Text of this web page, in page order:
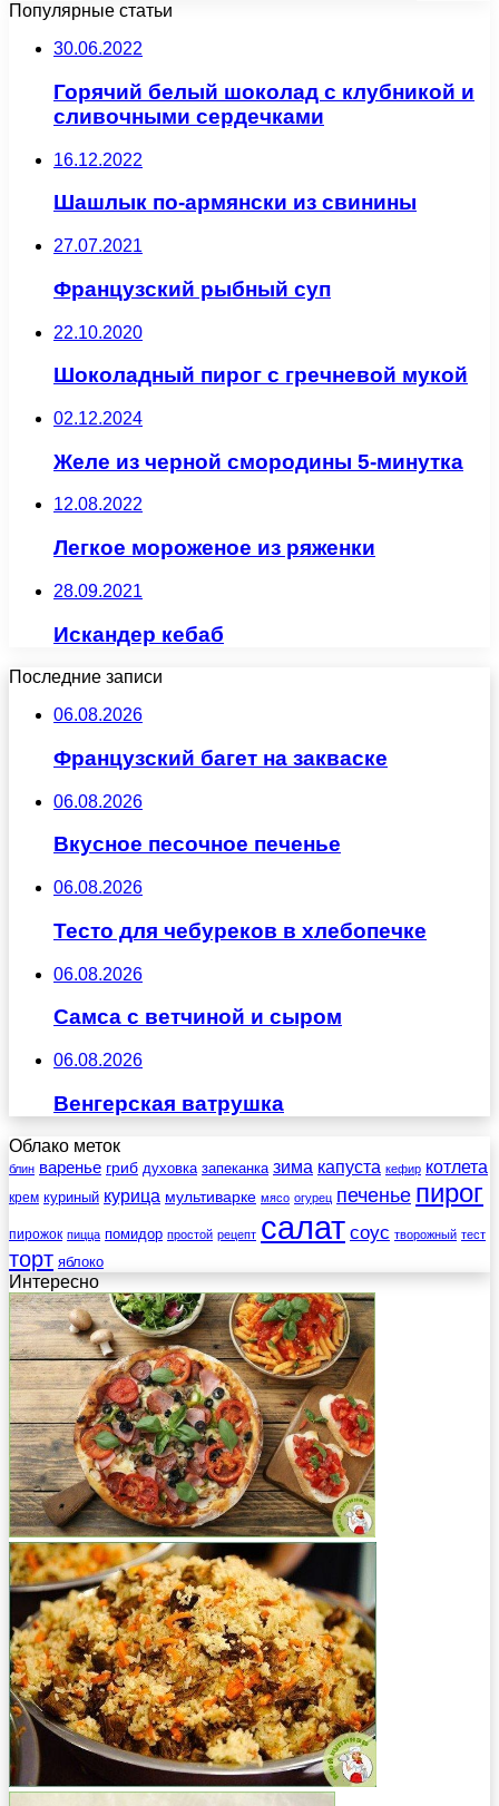
Популярные статьи
30.06.2022
Горячий белый шоколад с клубникой и
сливочными сердечками
16.12.2022
Шашлык по-армянски из свинины
27.07.2021
Французский рыбный суп
22.10.2020
Шоколадный пирог с гречневой мукой
02.12.2024
Желе из черной смородины 5-минутка
12.08.2022
Легкое мороженое из ряженки
28.09.2021
Искандер кебаб
Последние записи
06.08.2026
Французский багет на закваске
06.08.2026
Вкусное песочное печенье
06.08.2026
Тесто для чебуреков в хлебопечке
06.08.2026
Самса с ветчиной и сыром
06.08.2026
Венгерская ватрушка
Облако меток
блин варенье гриб духовка запеканка зима капуста кефир котлета
крем куриный курица мультиварке мясо огурец печенье пирог
пирожок пицца помидор простой рецепт салат соус творожный тест
торт яблоко
Интересно